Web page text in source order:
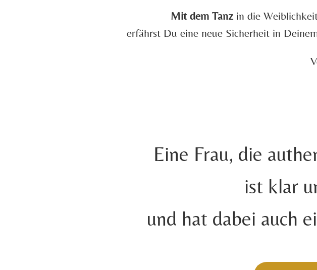
Mit dem Tanzin die
erfährst Du eine neue Sicherheit in
Eine Frau, die
ist klar
und hat dabei auch